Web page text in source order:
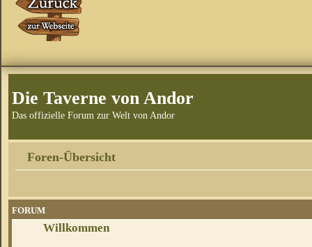
Die Taverne von Andor
Das offizielle Forum zur Welt von Andor
Foren-Übersicht
FORUM
Willkommen